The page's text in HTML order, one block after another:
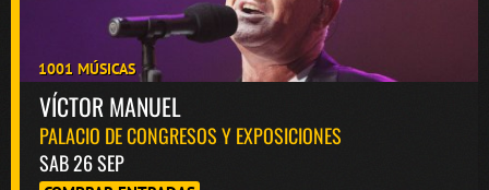
1001 MÚSICAS
VÍCTOR MANUEL
PALACIO DE CONGRESOS Y EXPOSICIONES
SAB 26 SEP